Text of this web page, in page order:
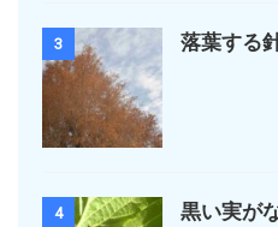
3 落葉する
4
黒い実が